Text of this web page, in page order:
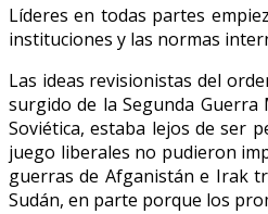
Líderes en todas partes
instituciones y las normas
Las ideas revisionistas del
surgido de la Segunda
Soviética, estaba lejos de ser
juego liberales no pudieron
guerras de Afganistán e Irak
Sudán, en parte porque los